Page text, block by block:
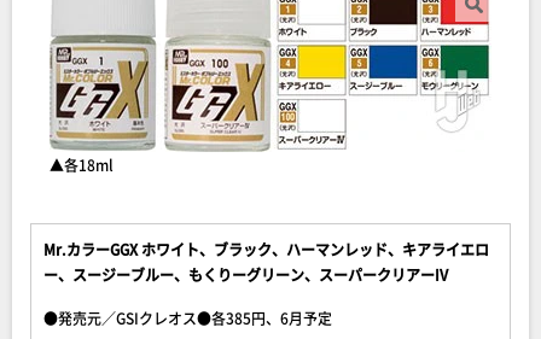
▲各18ml
Mr.カラーGGX ホワイト、ブラック、ハーマンレッド、キアライエロ
ー、スージーブルー、もくりーグリーン、スーパークリアーIV
●発売元／GSIクレオス●各385円、6月予定